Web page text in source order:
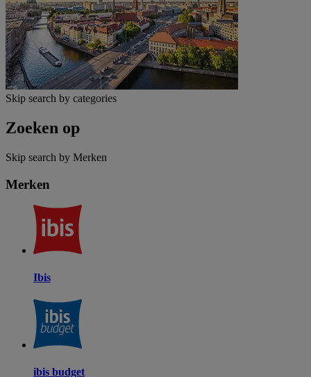
Skip search by categories
Zoeken op
Skip search by Merken
Merken
Ibis
ibis budget